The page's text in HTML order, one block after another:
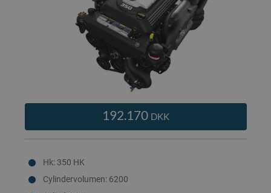
192.170 DKK
Hk: 350 HK
Cylindervolumen: 6200